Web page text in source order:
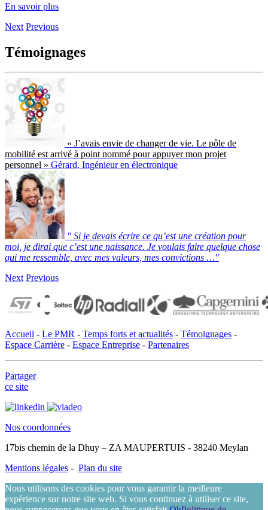
En savoir plus
Next Previous
Témoignages
« J’avais envie de changer de vie. Le pôle de
mobilité est arrivé à point nommé pour appuyer mon projet
personnel » Gérard, Ingénieur en électronique
" Si je devais écrire ce qu’est une création pour
moi, je dirai que c’est une naissance. Je voulais faire quelque chose
qui me ressemble, avec mes valeurs, mes convictions …"
Next Previous
Accueil - Le PMR - Temps forts et actualités - Témoignages -
Espace Carrière - Espace Entreprise - Partenaires
Partager
ce site
Nos coordonnées
17bis chemin de la Dhuy – ZA MAUPERTUIS - 38240 Meylan
Mentions légales - Plan du site
Nous utilisons des cookies pour vous garantir la meilleure
expérience sur notre site web. Si vous continuez à utiliser ce site,